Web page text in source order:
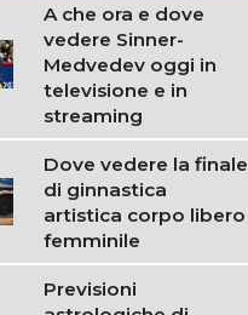
A che ora e dove
vedere Sinner-
Medvedev oggi in
televisione e in
streaming
Dove vedere la finale
di ginnastica
artistica corpo libero
femminile
Previsioni